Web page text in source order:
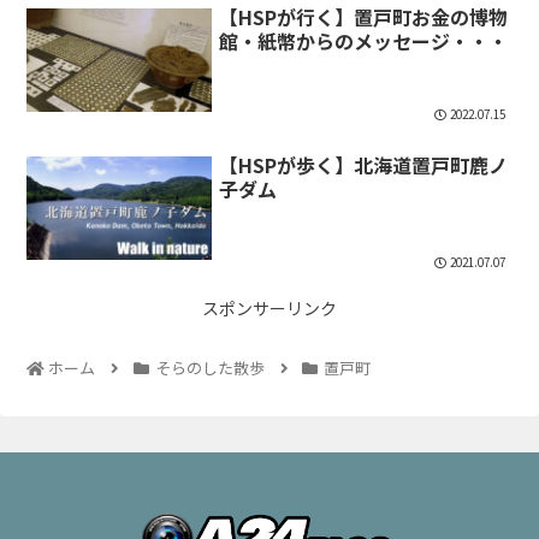
【HSPが行く】置戸町お金の博物
館・紙幣からのメッセージ・・・
2022.07.15
【HSPが歩く】北海道置戸町鹿ノ
子ダム
2021.07.07
スポンサーリンク
ホーム そらのした散歩 置戸町